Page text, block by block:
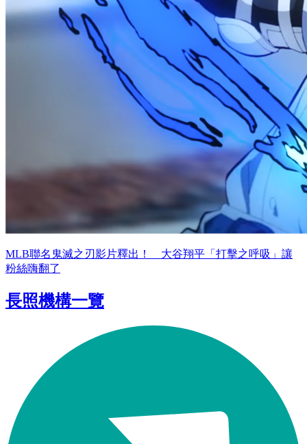
MLB聯名鬼滅之刃影片釋出！ 大谷翔平「打擊之呼吸」讓
粉絲嗨翻了
長照機構一覽